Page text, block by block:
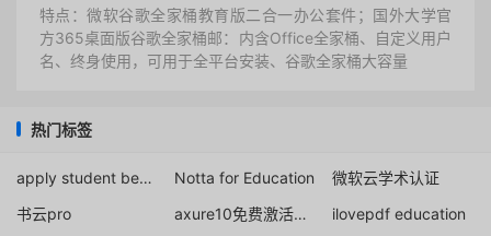
特点：微软谷歌全家桶教育版二合一办公套件；国外大学官
方365桌面版谷歌全家桶邮：内含Office全家桶、自定义用户
名、终身使用，可用于全平台安装、谷歌全家桶大容量
热门标签
apply student beans discount Notta for Education
微软云学术认证
书云pro
axure10免费激活分享
ilovepdf education